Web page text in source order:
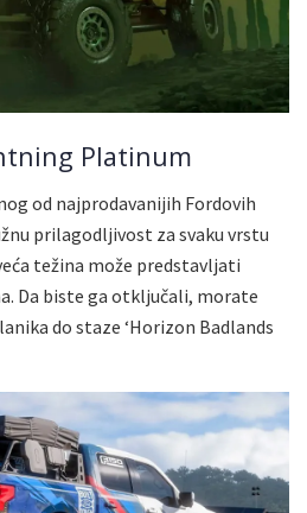
Platinum
od najprodavanijih Fordovih
prilagodljivost za svaku vrstu
težina može predstavljati
Da biste ga otključali, morate
do staze ‘Horizon Badlands